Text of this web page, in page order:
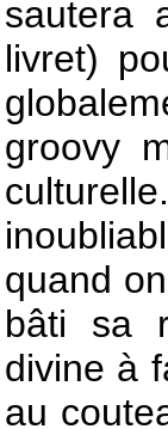
sautera
livret)
groovy
quand
bâti sa
divine à
au